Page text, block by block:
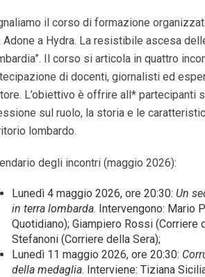
il corso di formazione
Adone a Hydra. La resistibile ascesa
Il corso si articola in quattro
di docenti, giornalisti ed
L’obiettivo è offrire all* partecipanti
sul ruolo, la storia e le
lombardo.
degli incontri (maggio 2026):
Lunedì 4 maggio 2026, ore 20:30: Un
in terra lombarda. Intervengono: Mario
Quotidiano); Giampiero Rossi (Corriere
Stefanoni (Corriere della Sera);
Lunedì 11 maggio 2026, ore 20:30:
della medaglia. Interviene: Tiziana